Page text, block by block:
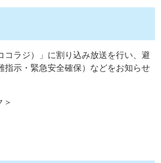
コラジ）」に割り込み放送を行い、避
指示・緊急安全確保）などをお知らせ
＞